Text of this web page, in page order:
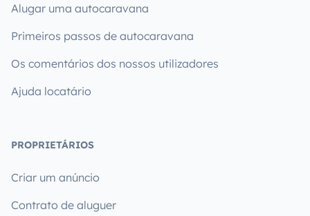
Alugar uma autocaravana
Primeiros passos de autocaravana
Os comentários dos nossos utilizadores
Ajuda locatário
PROPRIETÁRIOS
Criar um anúncio
Contrato de aluguer